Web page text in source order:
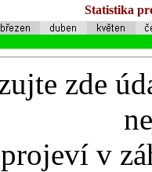
Statistika
zde
v